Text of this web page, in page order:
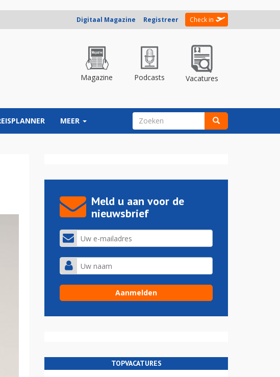
Digitaal Magazine Registreer Check in
Magazine Podcasts Vacatures
MEER ZOEKVELD
Meld u aan voor de
nieuwsbrief
TOPVACATURES